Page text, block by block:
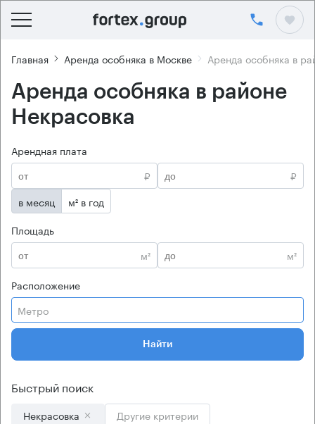
Главная Аренда особняка в Москве Аренда особняка в
Аренда особняка в районе
Некрасовка
Арендная плата
₽
₽
в месяц
м² в год
Площадь
м²
м²
Расположение
Метро
Найти
Быстрый поиск
Некрасовка Другие критерии